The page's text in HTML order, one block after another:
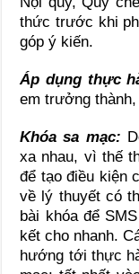
thức trước khi
góp ý kiến.
Áp dụng thực
em trưởng
Khóa sa mạc:
xa nhau, vì thế
để tạo điều kiện
về lý thuyết có
bài khóa để
kết cho nhanh.
hướng tới thực